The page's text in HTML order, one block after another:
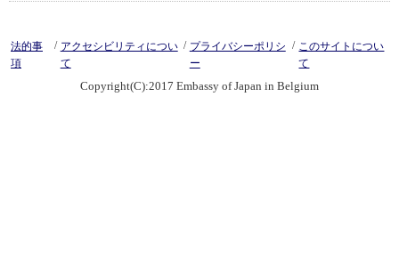
法的事
項
/ アクセシビリティについ
て
/ プライバシーポリシ
ー
/ このサイトについ
て
Copyright(C):2017 Embassy of Japan in Belgium